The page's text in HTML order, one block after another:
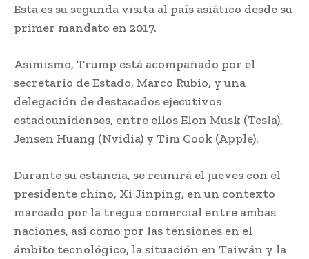
Esta es su segunda visita al país asiático desde su
primer mandato en 2017.
Asimismo, Trump está acompañado por el
secretario de Estado, Marco Rubio, y una
delegación de destacados ejecutivos
estadounidenses, entre ellos Elon Musk (Tesla),
Jensen Huang (Nvidia) y Tim Cook (Apple).
Durante su estancia, se reunirá el jueves con el
presidente chino, Xi Jinping, en un contexto
marcado por la tregua comercial entre ambas
naciones, así como por las tensiones en el
ámbito tecnológico, la situación en Taiwán y la